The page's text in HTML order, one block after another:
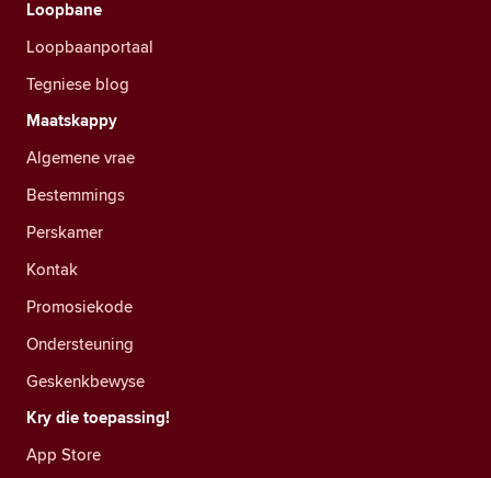
Loopbane
Loopbaanportaal
Tegniese blog
Maatskappy
Algemene vrae
Bestemmings
Perskamer
Kontak
Promosiekode
Ondersteuning
Geskenkbewyse
Kry die toepassing!
App Store